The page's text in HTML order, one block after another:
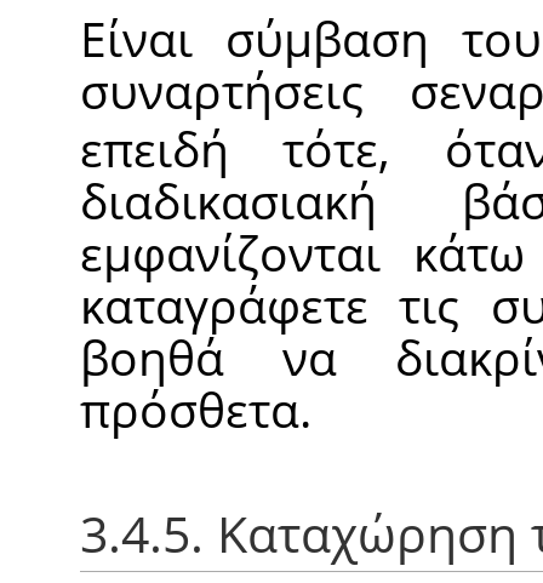
Είναι σύμβαση
συναρτήσεις
επειδή τότε,
διαδικασιακή
εμφανίζονται
καταγράφετε τις
βοηθά να
πρόσθετα.
3.4.5. Καταχώρηση